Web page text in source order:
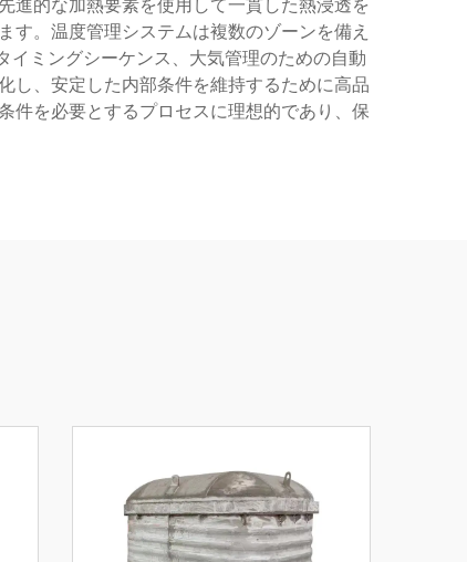
進的な加熱要素を使用して一貫した熱浸透を
。温度管理システムは複数のゾーンを備え
ミングシーケンス、大気管理のための自動
し、安定した内部条件を維持するために高品
件を必要とするプロセスに理想的であり、保